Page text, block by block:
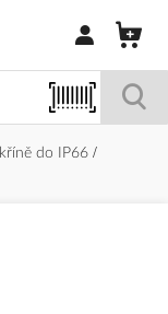
Přihlásit/
do IP66